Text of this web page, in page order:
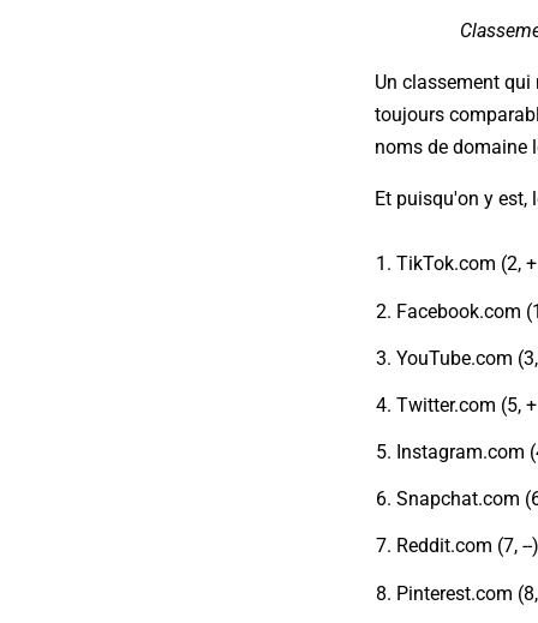
Un classement
toujours
noms de domaine
Et puisqu'on y est,
TikTok.com (2,
Facebook.com
YouTube.com
Twitter.com (5,
Instagram.com
Snapchat.com
Reddit.com (7, --
Pinterest.com